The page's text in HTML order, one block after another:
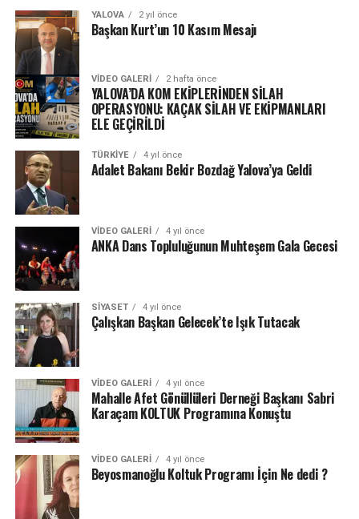
YALOVA 2 yıl önce
Başkan Kurt’un 10 Kasım Mesajı
VIDEO GALERI 2 hafta önce
YALOVA’DA KOM EKİPLERİNDEN SİLAH
OPERASYONU: KAÇAK SİLAH VE EKİPMANLARI
ELE GEÇİRİLDİ
TÜRKIYE 4 yıl önce
Adalet Bakanı Bekir Bozdağ Yalova’ya Geldi
VIDEO GALERI 4 yıl önce
ANKA Dans Topluluğunun Muhteşem Gala Gecesi
SIYASET 4 yıl önce
Çalışkan Başkan Gelecek’te Işık Tutacak
VIDEO GALERI 4 yıl önce
Mahalle Afet Gönüllüleri Derneği Başkanı Sabri
Karaçam KOLTUK Programına Konuştu
VIDEO GALERI 4 yıl önce
Beyosmanoğlu Koltuk Programı İçin Ne dedi ?